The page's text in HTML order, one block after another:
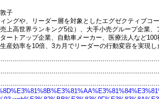
子
ングや、リーダー層を対象としたエグゼクティブコ
上高世界ランキング5位）、大手小売グループ企業、
ートアップ企業、自動車メーカー、医療法人など100
産効率を10倍、3カ月でリーダーの行動変容を実現し